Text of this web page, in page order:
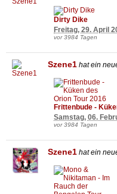
Dirty Dike
Freitag, 29. April
vor 3984 Tagen
Szene1 hat ein
Frittenbude -
Samstag, 06.
vor 3984 Tagen
Szene1 hat ein